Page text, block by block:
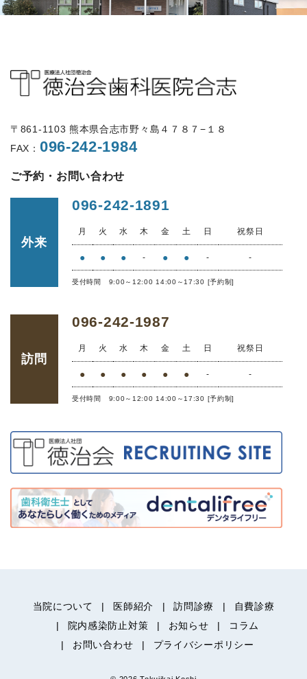
〒861-1103 熊本県合志市野々島４７８７−１８
FAX： 096-242-1984
ご予約・お問い合わせ
外来
096-242-1891
月 火 水 木 金 土 日 祝祭日
● ● ● - ● ● - -
受付時間 9:00～12:00 14:00～17:30 [予約制]
訪問
096-242-1987
月 火 水 木 金 土 日 祝祭日
● ● ● ● ● ● - -
受付時間 9:00～12:00 14:00～17:30 [予約制]
当院について 医師紹介 訪問診療
自費診療
院内感染防止対策
お知らせ
コラム
お問い合わせ
プライバシーポリシー